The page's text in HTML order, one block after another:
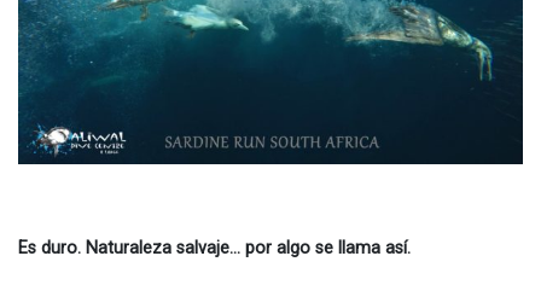
Es duro. Naturaleza salvaje… por algo se llama así.